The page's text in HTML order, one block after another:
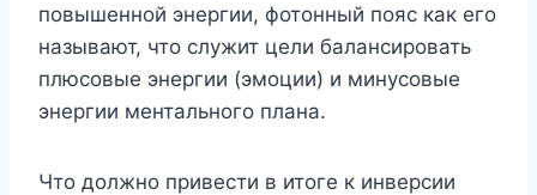
повышенной энергии, фотонный пояс как его
называют, что служит цели балансировать
плюсовые энергии (эмоции) и минусовые
энергии ментального плана.
Что должно привести в итоге к инверсии